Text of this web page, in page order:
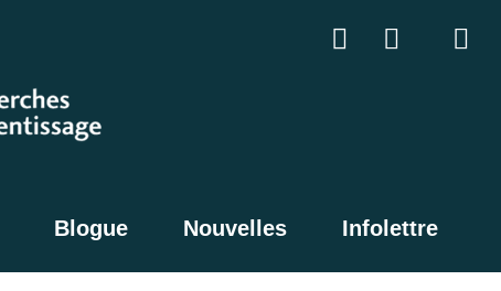
Blogue Nouvelles Infolettre